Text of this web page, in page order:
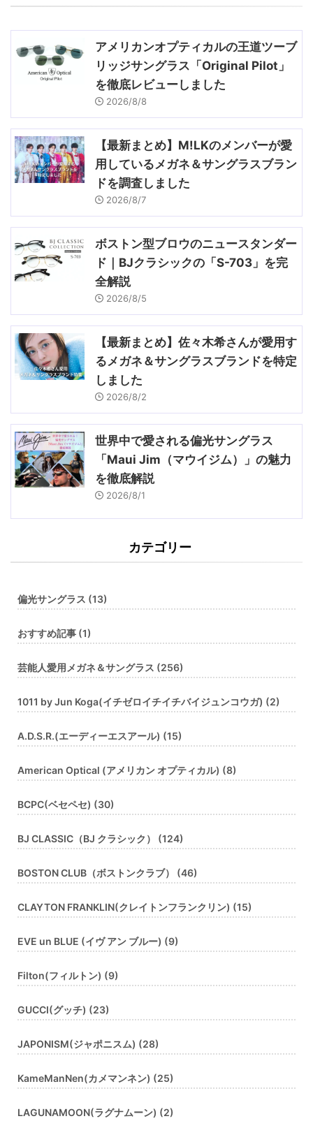
アメリカンオプティカルの王道ツーブ
リッジサングラス「Original Pilot」
を徹底レビューしました
2026/8/8
【最新まとめ】M!LKのメンバーが愛
用しているメガネ＆サングラスブラン
ドを調査しました
2026/8/7
ボストン型ブロウのニュースタンダー
ド｜BJクラシックの「S-703」を完
全解説
2026/8/5
【最新まとめ】佐々木希さんが愛用す
るメガネ＆サングラスブランドを特定
しました
2026/8/2
世界中で愛される偏光サングラス
「Maui Jim（マウイジム）」の魅力
を徹底解説
2026/8/1
カテゴリー
偏光サングラス (13)
おすすめ記事 (1)
芸能人愛用メガネ＆サングラス (256)
1011 by Jun Koga(イチゼロイチイチバイジュンコウガ) (2)
A.D.S.R.(エーディーエスアール) (15)
American Optical (アメリカン オプティカル) (8)
BCPC(ベセペセ) (30)
BJ CLASSIC（BJ クラシック） (124)
BOSTON CLUB（ボストンクラブ） (46)
CLAYTON FRANKLIN(クレイトンフランクリン) (15)
EVE un BLUE (イヴ アン ブルー) (9)
Filton(フィルトン) (9)
GUCCI(グッチ) (23)
JAPONISM(ジャポニスム) (28)
KameManNen(カメマンネン) (25)
LAGUNAMOON(ラグナムーン) (2)